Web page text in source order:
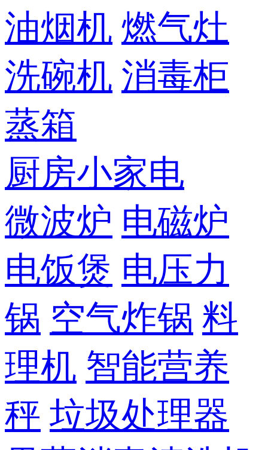
油烟机 燃气灶
洗碗机 消毒柜
蒸箱
厨房小家电
微波炉 电磁炉
电饭煲 电压力
锅 空气炸锅 料
理机 智能营养
秤 垃圾处理器